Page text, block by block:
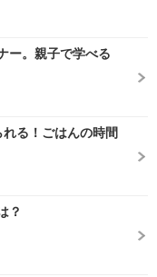
ー。親子で学べる
れる！ごはんの時間
？